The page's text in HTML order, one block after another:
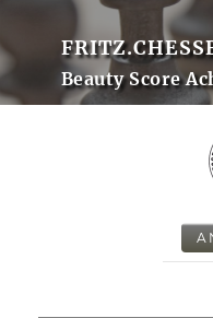
Beauty Score